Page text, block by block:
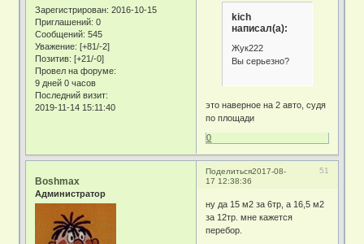
Зарегистрирован: 2016-10-15
Приглашений: 0
Сообщений: 545
Уважение: [+81/-2]
Позитив: [+21/-0]
Провел на форуме:
9 дней 0 часов
Последний визит:
2019-11-14 15:11:40
kich
написал(а):
Жук222
Вы серьезно?
это наверное на 2 авто, судя
по площади
0
Поделиться 51
2017-08-
17 12:38:36
Boshmax
Администратор
ну да 15 м2 за 6тр, а 16,5 м2
за 12тр. мне кажется
перебор.